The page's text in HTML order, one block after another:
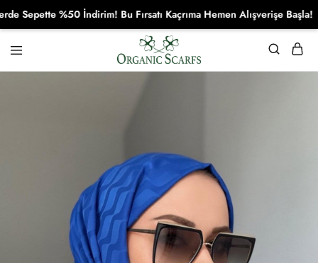
Organikscarf
%50 İndirim! Bu Fırsatı Kaçrıma Hemen Alışverişe Başla!